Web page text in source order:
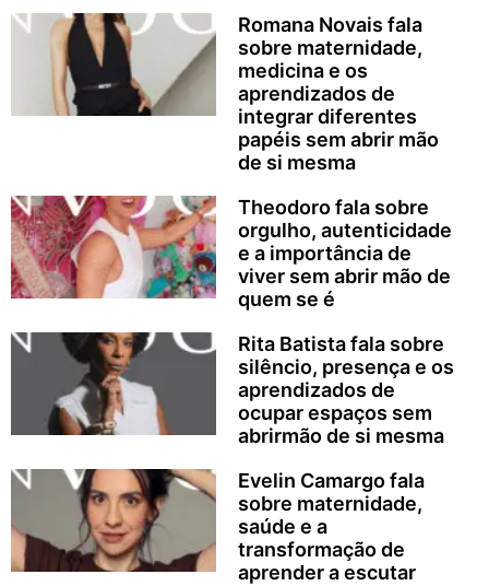
Romana Novais fala
sobre maternidade,
medicina e os
aprendizados de
integrar diferentes
papéis sem abrir mão
de si mesma
Theodoro fala sobre
orgulho, autenticidade
e a importância de
viver sem abrir mão de
quem se é
Rita Batista fala sobre
silêncio, presença e os
aprendizados de
ocupar espaços sem
abrirmão de si mesma
Evelin Camargo fala
sobre maternidade,
saúde e a
transformação de
aprender a escutar